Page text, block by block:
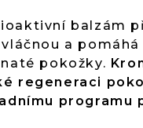
balzám
a
pokožky.
regeneraci